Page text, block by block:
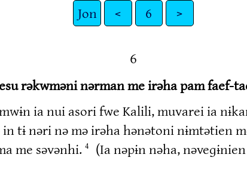
Jon < 6 >
6
rəkwməni nərman me irəha pam faef-
ia nui asori fwe Kalili, muvarei ia
tɨ nəri nə mə irəha hənətoni nɨmtətien
me səvənhi. 4
(Ia nəpɨn nəha,